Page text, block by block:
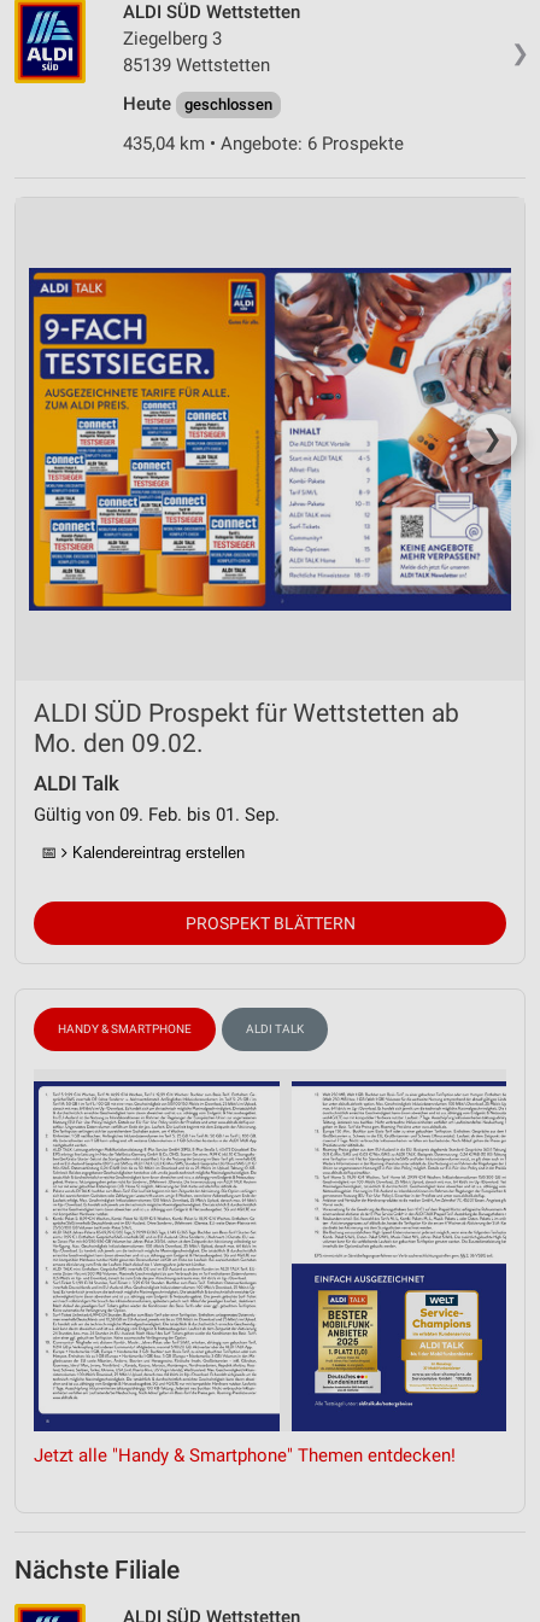
❯
ALDI SÜD Wettstetten
Ziegelberg 3
85139 Wettstetten
Heute
geschlossen
435,04 km • Angebote: 6 Prospekte
❯
ALDI SÜD Prospekt für Wettstetten ab
Mo. den 09.02.
ALDI Talk
Gültig von 09. Feb. bis 01. Sep.
📅 Kalendereintrag erstellen
PROSPEKT BLÄTTERN
HANDY & SMARTPHONE ALDI TALK
Jetzt alle "Handy & Smartphone" Themen entdecken!
Nächste Filiale
ALDI SÜD Wettstetten
Nicht-IAB-Verarbeitungszwecke:
Notwendig